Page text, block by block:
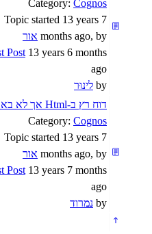
Category: Cognos
Topic started 13 years 7
months ago, by אור
Post 13 years 6 months
ago
by לינוּר
דוח רץ ב-Html אך לא באקסל
Category: Cognos
Topic started 13 years 7
months ago, by אור
Post 13 years 7 months
ago
by נמרוד